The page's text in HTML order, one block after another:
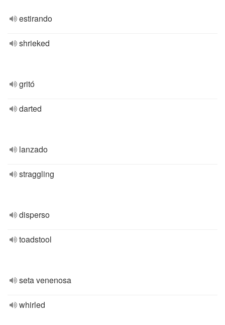
estirando
shrieked
gritó
darted
lanzado
straggling
disperso
toadstool
seta venenosa
whirled